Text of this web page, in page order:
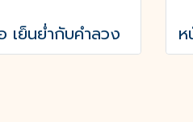
เย็นย่ำกับคำลวง